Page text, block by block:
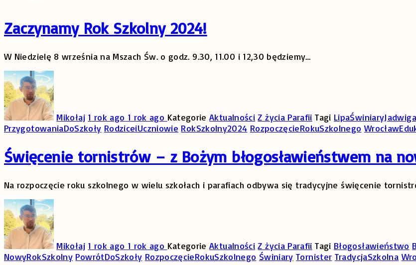
Zaczynamy Rok Szkolny 2024!
W Niedzielę 8 września na Mszach Św. o godz. 9.30, 11.00 i 12,30 będziemy…
Mikołaj 1 rok ago 1 rok ago KategorieAktualności Z życia Parafii Tagi LipaŚwiniaryJadwiga
PrzygotowaniaDoSzkoły RodziceiUczniowie RokSzkolny2024 RozpoczęcieRokuSzkolnego
Święcenie tornistrów – z Bożym błogosławieństwem na
Na rozpoczęcie roku szkolnego w wielu szkołach i parafiach odbywa się tradycyjne święcenie
Mikołaj 1 rok ago 1 rok ago KategorieAktualności Z życia Parafii Tagi Błogosławieństwo
NowyRokSzkolny PowrótDoSzkoły RozpoczęcieRokuSzkolnego Świniary Tornister TradycjaSzkolna